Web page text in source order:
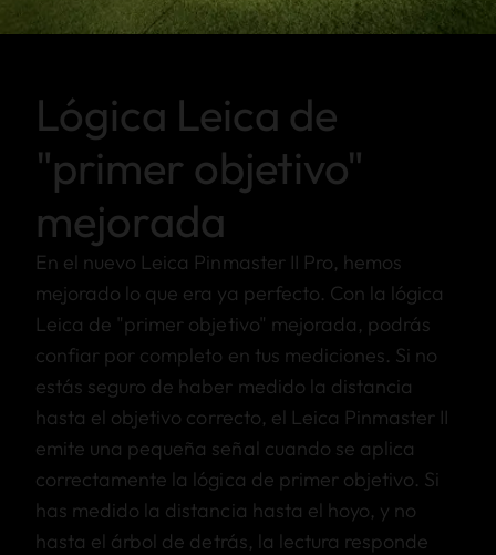
Lógica Leica de
"primer objetivo"
mejorada
En el nuevo Leica Pinmaster II Pro, hemos
mejorado lo que era ya perfecto. Con la lógica
Leica de "primer objetivo" mejorada, podrás
confiar por completo en tus mediciones. Si no
estás seguro de haber medido la distancia
hasta el objetivo correcto, el Leica Pinmaster II
emite una pequeña señal cuando se aplica
correctamente la lógica de primer objetivo. Si
has medido la distancia hasta el hoyo, y no
hasta el árbol de detrás, la lectura responde